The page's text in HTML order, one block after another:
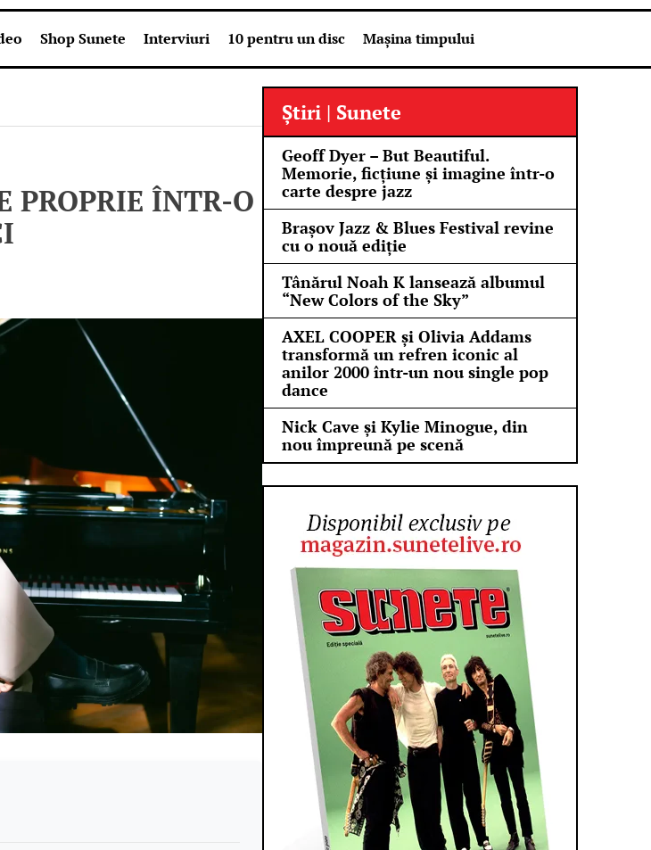
Shop Sunete Interviuri 10 pentru un disc Mașina timpului
PROPRIE ÎNTR-O
Știri | Sunete
Geoff Dyer – But Beautiful.
Memorie, ficțiune și imagine într-o
carte despre jazz
Brașov Jazz & Blues Festival revine
cu o nouă ediție
Tânărul Noah K lansează albumul
“New Colors of the Sky”
AXEL COOPER și Olivia Addams
transformă un refren iconic al
anilor 2000 într-un nou single pop
dance
Nick Cave și Kylie Minogue, din
nou împreună pe scenă